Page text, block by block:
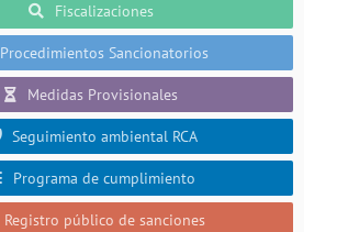
Fiscalizaciones
Procedimientos Sancionatorios
Medidas Provisionales
Seguimiento ambiental RCA
Programa de cumplimiento
Registro público de sanciones